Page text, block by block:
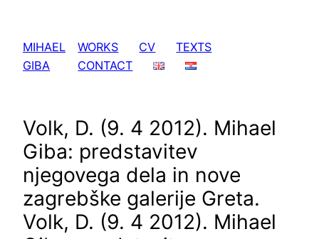
content
MIHAEL
GIBA
WORKS CV
TEXTS
CONTACT
Volk, D. (9. 4 2012). Mihael
Giba: predstavitev
njegovega dela in nove
zagrebške galerije Greta.
Volk, D. (9. 4 2012). Mihael